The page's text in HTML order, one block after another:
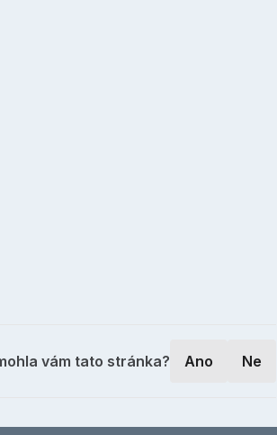
vám tato stránka? Ano Ne